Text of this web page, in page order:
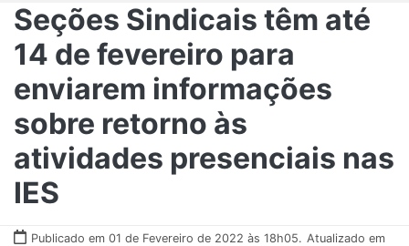
Seções Sindicais têm até
14 de fevereiro para
enviarem informações
sobre retorno às
atividades presenciais nas
IES
Publicado em 01 de Fevereiro de 2022 às 18h05. Atualizado em